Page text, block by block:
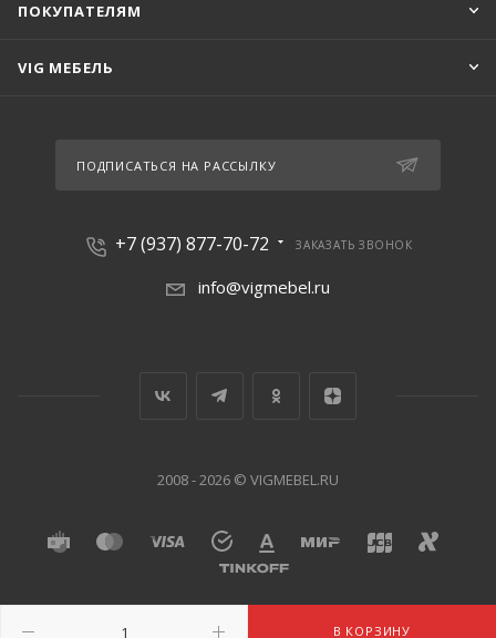
В КОРЗИНУ
ПОКУПАТЕЛЯМ
VIG МЕБЕЛЬ
ПОДПИСАТЬСЯ НА РАССЫЛКУ
+7 (937) 877-70-72 ЗАКАЗАТЬ ЗВОНОК
info@vigmebel.ru
2008 - 2026 © VIGMEBEL.RU